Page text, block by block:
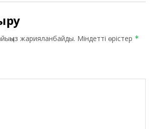
жарияланбайды. Міндетті өрістер *